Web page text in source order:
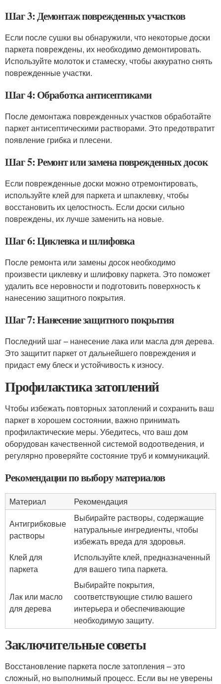
Шаг 3: Демонтаж поврежденных участков
Если после сушки вы обнаружили, что некоторые доски
паркета повреждены, их необходимо демонтировать.
Используйте молоток и стамеску, чтобы аккуратно снять
поврежденные участки.
Шаг 4: Обработка антисептиками
После демонтажа поврежденных участков обработайте
паркет антисептическими растворами. Это предотвратит
появление грибка и плесени.
Шаг 5: Ремонт или замена поврежденных досок
Если поврежденные доски можно отремонтировать,
используйте клей для паркета и шпаклевку, чтобы
восстановить их целостность. Если доски сильно
повреждены, их лучше заменить на новые.
Шаг 6: Циклевка и шлифовка
После ремонта или замены досок необходимо
произвести циклевку и шлифовку паркета. Это поможет
удалить все неровности и подготовить поверхность к
нанесению защитного покрытия.
Шаг 7: Нанесение защитного покрытия
Последний шаг – нанесение лака или масла для дерева.
Это защитит паркет от дальнейшего повреждения и
придаст ему блеск и устойчивость к износу.
Профилактика затоплений
Чтобы избежать повторных затоплений и сохранить ваш
паркет в хорошем состоянии, важно принимать
профилактические меры. Убедитесь, что ваш дом
оборудован качественной системой водоотведения, и
регулярно проверяйте состояние труб и коммуникаций.
Рекомендации по выбору материалов
Материал
Рекомендация
Антигрибковые
растворы
Выбирайте растворы, содержащие
натуральные ингредиенты, чтобы
избежать вреда для здоровья.
Клей для
паркета
Используйте клей, предназначенный
для вашего типа паркета.
Лак или масло
для дерева
Выбирайте покрытия,
соответствующие стилю вашего
интерьера и обеспечивающие
необходимую защиту.
Заключительные советы
Восстановление паркета после затопления – это
сложный, но выполнимый процесс. Если вы не уверены